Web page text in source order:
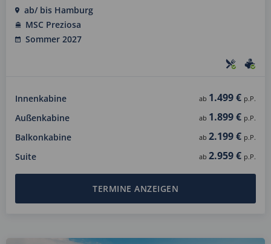
ab/ bis Hamburg
MSC Preziosa
Sommer 2027
Innenkabine ab 1.499 € p.P.
Außenkabine ab 1.899 € p.P.
Balkonkabine ab 2.199 € p.P.
Suite ab 2.959 € p.P.
TERMINE ANZEIGEN